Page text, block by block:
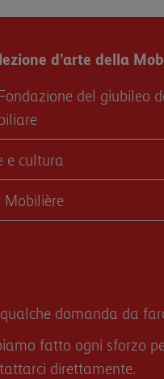
d’arte della
del giubileo
e cultura
Mobilière
domanda da
fatto ogni sforzo
direttamente.